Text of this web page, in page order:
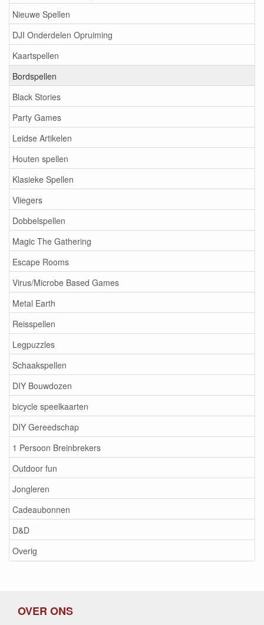
Nieuwe Spellen
DJI Onderdelen Opruiming
Kaartspellen
Bordspellen
Black Stories
Party Games
Leidse Artikelen
Houten spellen
Klasieke Spellen
Vliegers
Dobbelspellen
Magic The Gathering
Escape Rooms
Virus/Microbe Based Games
Metal Earth
Reisspellen
Legpuzzles
Schaakspellen
DIY Bouwdozen
bicycle speelkaarten
DIY Gereedschap
1 Persoon Breinbrekers
Outdoor fun
Jongleren
Cadeaubonnen
D&D
Overig
OVER ONS